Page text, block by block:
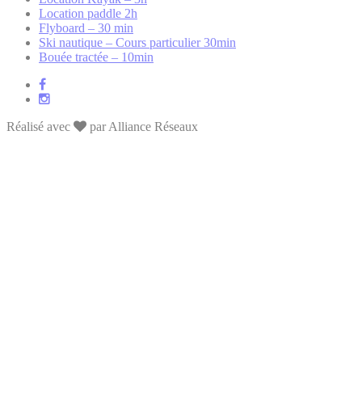
Location paddle 2h
Flyboard – 30 min
Ski nautique – Cours particulier 30min
Bouée tractée – 10min
Réalisé avec par Alliance Réseaux